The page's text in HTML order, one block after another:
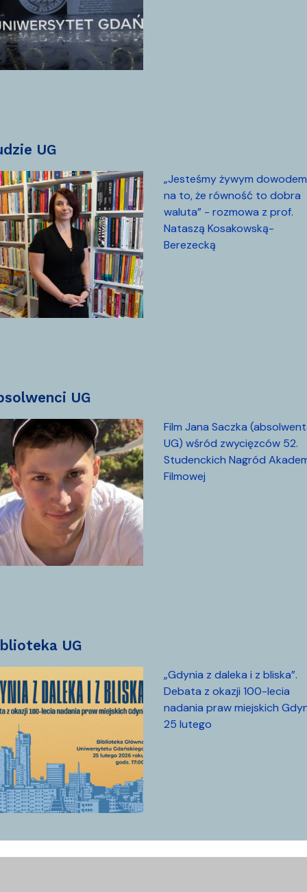
UG
„Jesteśmy żywym dowodem
na to, że równość to dobra
waluta” - rozmowa z prof.
Nataszą Kosakowską-
Berezecką
UG
Film Jana Saczka
UG) wśród zwycięzców 52.
Studenckich Nagród
Filmowej
UG
„Gdynia z daleka i z bliska”.
Debata z okazji 100-lecia
nadania praw miejskich
25 lutego